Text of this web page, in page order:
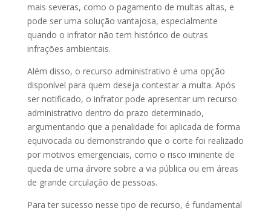
mais severas, como o pagamento de multas altas, e
pode ser uma solução vantajosa, especialmente
quando o infrator não tem histórico de outras
infrações ambientais.
Além disso, o recurso administrativo é uma opção
disponível para quem deseja contestar a multa. Após
ser notificado, o infrator pode apresentar um recurso
administrativo dentro do prazo determinado,
argumentando que a penalidade foi aplicada de forma
equivocada ou demonstrando que o corte foi realizado
por motivos emergenciais, como o risco iminente de
queda de uma árvore sobre a via pública ou em áreas
de grande circulação de pessoas.
Para ter sucesso nesse tipo de recurso, é fundamental